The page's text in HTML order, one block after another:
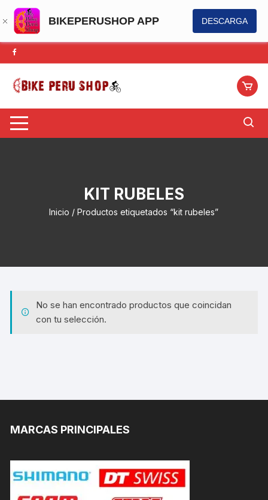
BIKEPERUSHOP APP DESCARGA
Saltar
al
contenido
KIT RUBELES
Inicio / Productos etiquetados “kit rubeles”
No se han encontrado productos que coincidan
con tu selección.
MARCAS PRINCIPALES